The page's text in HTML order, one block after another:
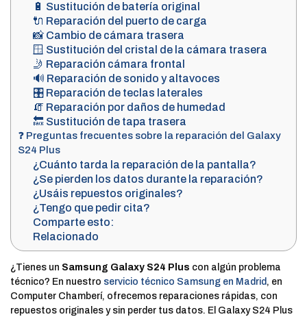
🔋 Sustitución de batería original
🔌 Reparación del puerto de carga
📸 Cambio de cámara trasera
🪟 Sustitución del cristal de la cámara trasera
🤳 Reparación cámara frontal
🔊 Reparación de sonido y altavoces
🎛️ Reparación de teclas laterales
🧯 Reparación por daños de humedad
🔙 Sustitución de tapa trasera
❓ Preguntas frecuentes sobre la reparación del Galaxy
S24 Plus
¿Cuánto tarda la reparación de la pantalla?
¿Se pierden los datos durante la reparación?
¿Usáis repuestos originales?
¿Tengo que pedir cita?
Comparte esto:
Relacionado
¿Tienes un Samsung Galaxy S24 Plus con algún problema
técnico? En nuestro servicio técnico Samsung en Madrid, en
Computer Chamberí, ofrecemos reparaciones rápidas, con
repuestos originales y sin perder tus datos. El Galaxy S24 Plus